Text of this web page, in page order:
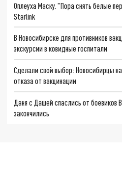
Оплеуха Маску. "Пора снять белые
Starlink
В Новосибирске для противников
экскурсии в ковидные госпитали
Сделали свой выбор: Новосибирцы
отказа от вакцинации
Даня с Дашей спаслись от
закончились